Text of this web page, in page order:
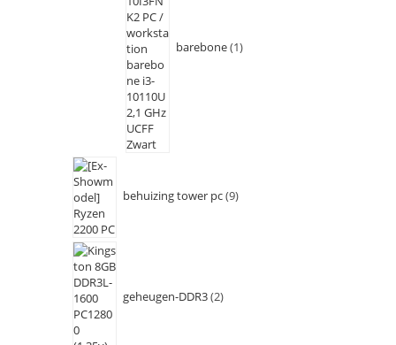
barebone 1
behuizing tower pc 9
geheugen-DDR3 2